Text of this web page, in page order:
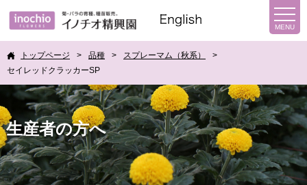
トップページ 品種
スプレーマム（秋系）
セイレッドクラッカーSP
生産者の方へ